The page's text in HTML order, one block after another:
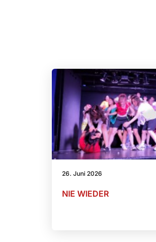
26. Juni 2026
NIE WIEDER